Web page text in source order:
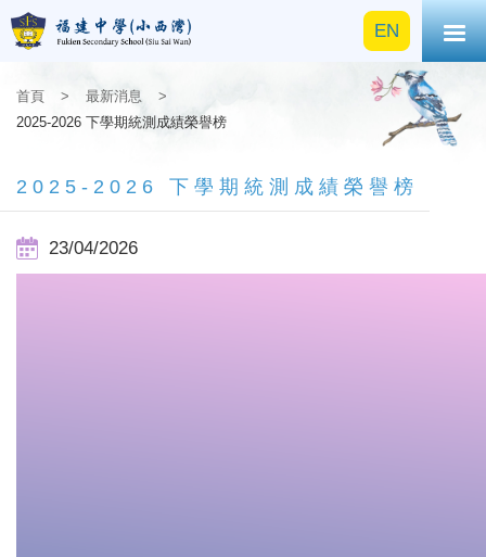
EN
首頁 > 最新消息
>
2025-2026 下學期統測成績榮譽榜
2025-2026 下學期統測成績榮譽榜
23/04/2026